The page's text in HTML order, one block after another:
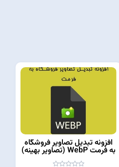
افزونه تبدیل تصاویر فروشگاه
به فرمت WebP (تصاویر بهینه)